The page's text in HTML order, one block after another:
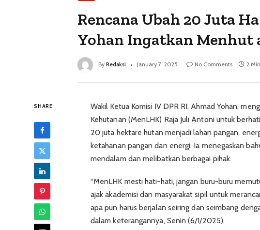
Rencana Ubah 20 Juta
Yohan Ingatkan Menhut
By Redaksi January 7, 2025 No Comments 2
SHARE
Wakil Ketua Komisi IV DPR RI, Ahmad Yohan,
Kehutanan (MenLHK) Raja Juli Antoni untuk
20 juta hektare hutan menjadi lahan pangan,
ketahanan pangan dan energi. Ia menegaskan
mendalam dan melibatkan berbagai pihak.
“MenLHK mesti hati-hati, jangan buru-buru
ajak akademisi dan masyarakat sipil untuk
apa pun harus berjalan seiring dan seimbang
dalam keterangannya, Senin (6/1/2025).